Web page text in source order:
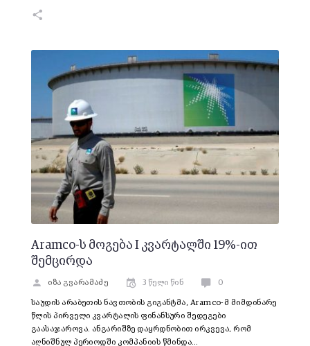
Aramco-ს მოგება I კვარტალში 19%-ით
შემცირდა
იზა გვარამაძე 3 წელი წინ 0
საუდის არაბეთის ნავთობის გიგანტმა, Aramco-მ მიმდინარე
წლის პირველი კვარტალის ფინანსური შედეგები
გაასაჯაროვა. ანგარიშზე დაყრდნობით ირკვევა, რომ
აღნიშნულ პერიოდში კომპანიის წმინდა…